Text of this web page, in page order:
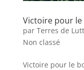
Victoire pour le
par Terres de
Non classé
Victoire pour le